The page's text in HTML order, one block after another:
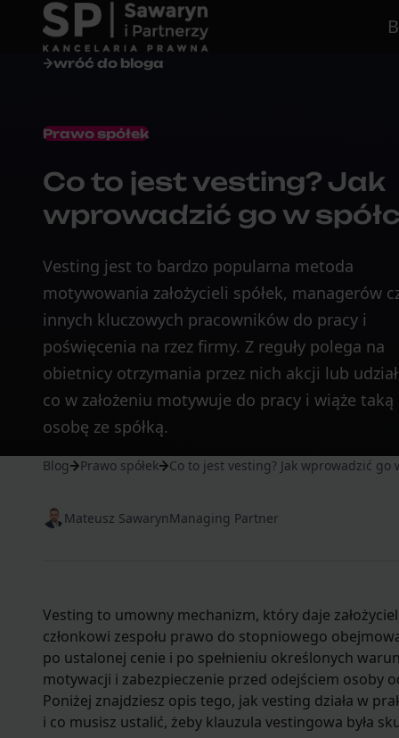
wróć do bloga
Prawo spółek
Co to jest vesting? Jak
wprowadzić go w
Vesting jest to bardzo popularna metoda
motywowania założycieli spółek, managerów
innych kluczowych pracowników do pracy i
poświęcenia na rzez firmy. Z reguły polega na
obietnicy otrzymania przez nich akcji lub
co w założeniu motywuje do pracy i wiąże taką
osobę ze spółką.
Blog Prawo spółek Co to jest vesting? Jak wprowadzić go
Mateusz SawarynManaging Partner
Vesting to umowny mechanizm, który daje
członkowi zespołu prawo do stopniowego
po ustalonej cenie i po spełnieniu określonych
motywacji i zabezpieczenie przed odejściem osoby
Poniżej znajdziesz opis tego, jak vesting działa w
i co musisz ustalić, żeby klauzula vestingowa była